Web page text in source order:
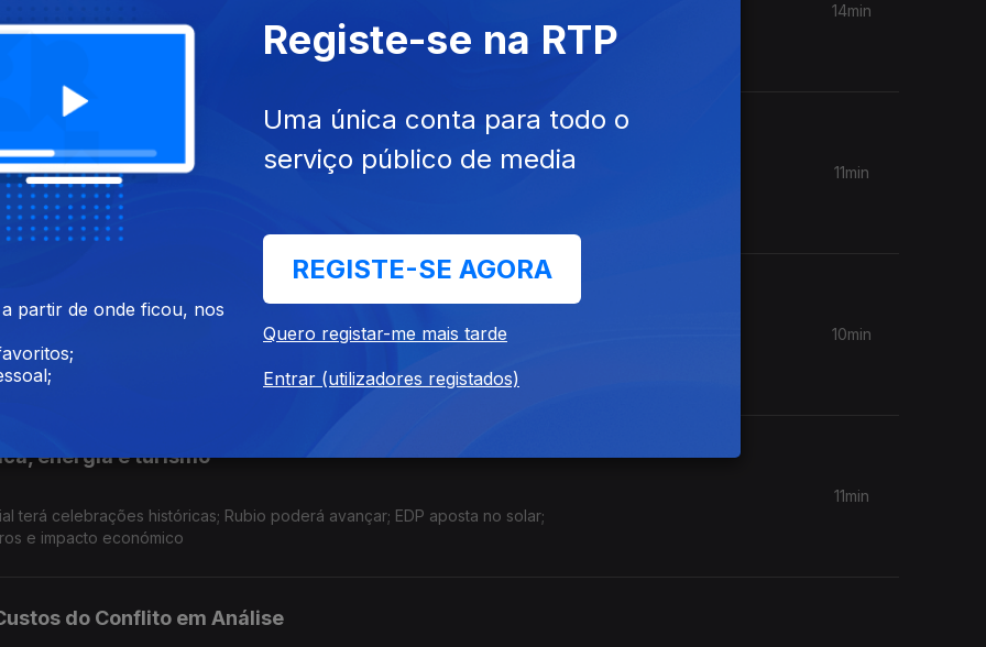
retraem luso-americanos?
a postos?
dos EUA.
14min
tradição, polémicas e desafios
nos luso-americanos. Mundial: mudança do Irão, riscos de saúde e
11min
e Polémicas
comboio nos EUA, comunidade iraniana, preparação do Mundial, vitória
a atualidade
10min
energia e turismo
terá celebrações históricas; Rubio poderá avançar; EDP aposta no solar;
e impacto económico
11min
do Conflito em Análise
partir de onde ficou, nos
Registe-se na RTP
Uma única conta para todo o
serviço público de media
REGISTE-SE AGORA
Quero registar-me mais tarde
Entrar (utilizadores registados)